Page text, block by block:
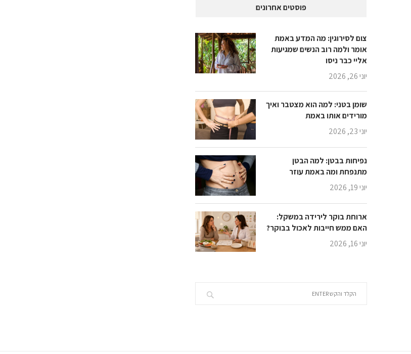
פוסטים אחרונים
צום לסירוגין: מה המדע באמת
אומר ולמה רוב הנשים שמגיעות
אליי כבר ניסו
יוני 26, 2026
שומן בטני: למה הוא מצטבר ואיך
מורידים אותו באמת
יוני 23, 2026
נפיחות בבטן: למה הבטן
מתנפחת ומה באמת עוזר
יוני 19, 2026
ארוחת בוקר לירידה במשקל:
האם ממש חייבות לאכול בבוקר?
יוני 16, 2026